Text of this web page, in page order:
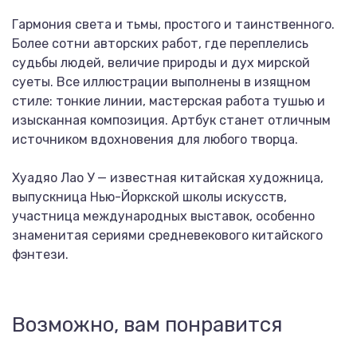
Гармония света и тьмы, простого и таинственного.
Более сотни авторских работ, где переплелись
судьбы людей, величие природы и дух мирской
суеты. Все иллюстрации выполнены в изящном
стиле: тонкие линии, мастерская работа тушью и
изысканная композиция. Артбук станет отличным
источником вдохновения для любого творца.
Хуадяо Лао У — известная китайская художница,
выпускница Нью-Йоркской школы искусств,
участница международных выставок, особенно
знаменитая сериями средневекового китайского
фэнтези.
Возможно, вам понравится